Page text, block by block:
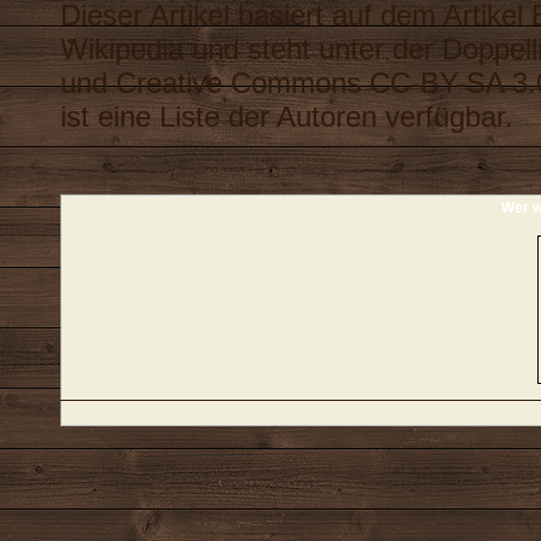
Dieser Artikel basiert auf dem Artikel
Wikipediaund steht unter der
undCreative Commons CC-BY-SA
ist eineListe der Autorenverfügbar.
Wer